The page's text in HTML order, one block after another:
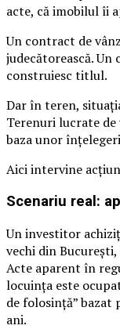
acte, că imobilul îi
Un contract de
judecătorească.
construiesc titlul.
Dar în teren,
Terenuri lucrate
baza unor
Aici intervine
Scenariu real:
Un investitor
vechi din
Acte aparent în
locuința este
de folosință” bazat
ani.